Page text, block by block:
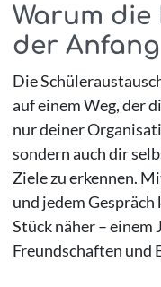
Warum
der
Die
auf einem Weg, der
nur deiner
sondern auch dir
Ziele zu erkennen.
und jedem
Stück näher – einem
Freundschaften und